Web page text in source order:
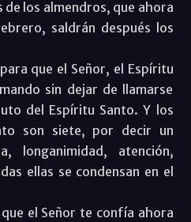
los almendros, que ahora
saldrán después los
que el Señor, el Espíritu
sin dejar de llamarse
del Espíritu Santo. Y los
son siete, por decir un
longanimidad, atención,
ellas se condensan en el
el Señor te confía ahora